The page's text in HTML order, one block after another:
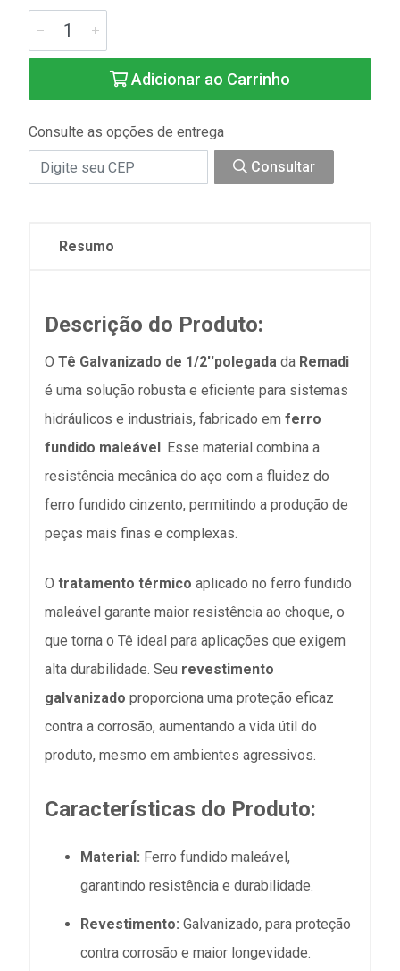
Adicionar ao Carrinho
Consulte as opções de entrega
Consultar
Resumo
Descrição do Produto:
O Tê Galvanizado de 1/2''polegada da Remadi
é uma solução robusta e eficiente para sistemas
hidráulicos e industriais, fabricado em ferro
fundido maleável . Esse material combina a
resistência mecânica do aço com a fluidez do
ferro fundido cinzento, permitindo a produção de
peças mais finas e complexas.
O tratamento térmico aplicado no ferro fundido
maleável garante maior resistência ao choque, o
que torna o Tê ideal para aplicações que exigem
alta durabilidade. Seu revestimento
galvanizado proporciona uma proteção eficaz
contra a corrosão, aumentando a vida útil do
produto, mesmo em ambientes agressivos.
Características do Produto:
Material: Ferro fundido maleável,
garantindo resistência e durabilidade.
Revestimento: Galvanizado, para proteção
contra corrosão e maior longevidade.